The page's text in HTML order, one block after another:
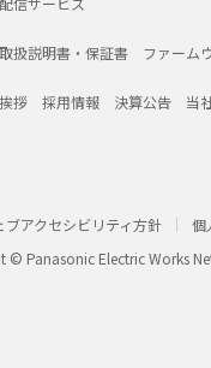
扱説明書・保証書 ファーム
拶 採用情報 決算公告 当
ブアクセシビリティ方針 個
© Panasonic Electric Works